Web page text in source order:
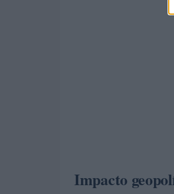
Impacto